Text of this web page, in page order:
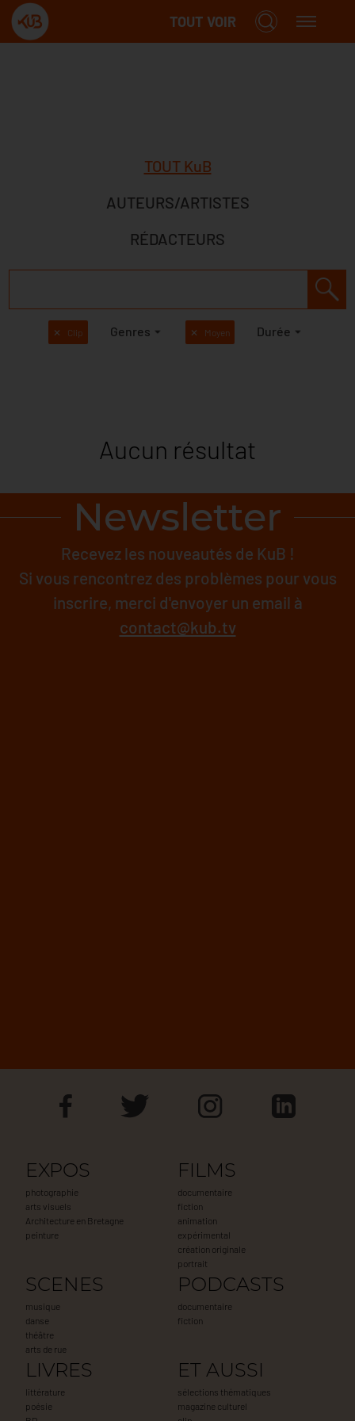
TOUT VOIR
TOUT KuB
AUTEURS/ARTISTES
RÉDACTEURS
✕ Clip Genres ✕ Moyen Durée
Aucun résultat
Newsletter
Recevez les nouveautés de KuB !
Si vous rencontrez des problèmes pour vous
inscrire, merci d'envoyer un email à
contact@kub.tv
EXPOS
photographie
arts visuels
Architecture en Bretagne
peinture
FILMS
documentaire
fiction
animation
expérimental
création originale
portrait
SCENES
musique
danse
théâtre
arts de rue
PODCASTS
documentaire
fiction
LIVRES
littérature
poésie
ET AUSSI
sélections thématiques
magazine culturel